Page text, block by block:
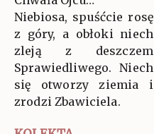
Niebiosa, spuśćcie rosę
z góry, a obłoki niech
zleją z deszczem
Sprawiedliwego. Niech
się otworzy ziemia i
zrodzi Zbawiciela.